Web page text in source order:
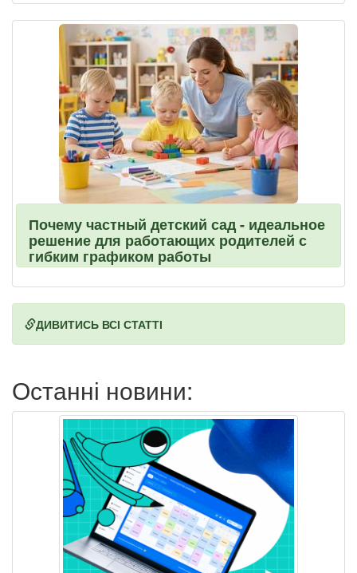
Почему частный детский сад - идеальное
решение для работающих родителей с
гибким графиком работы
ДИВИТИСЬ ВСІ СТАТТІ
Останні новини: